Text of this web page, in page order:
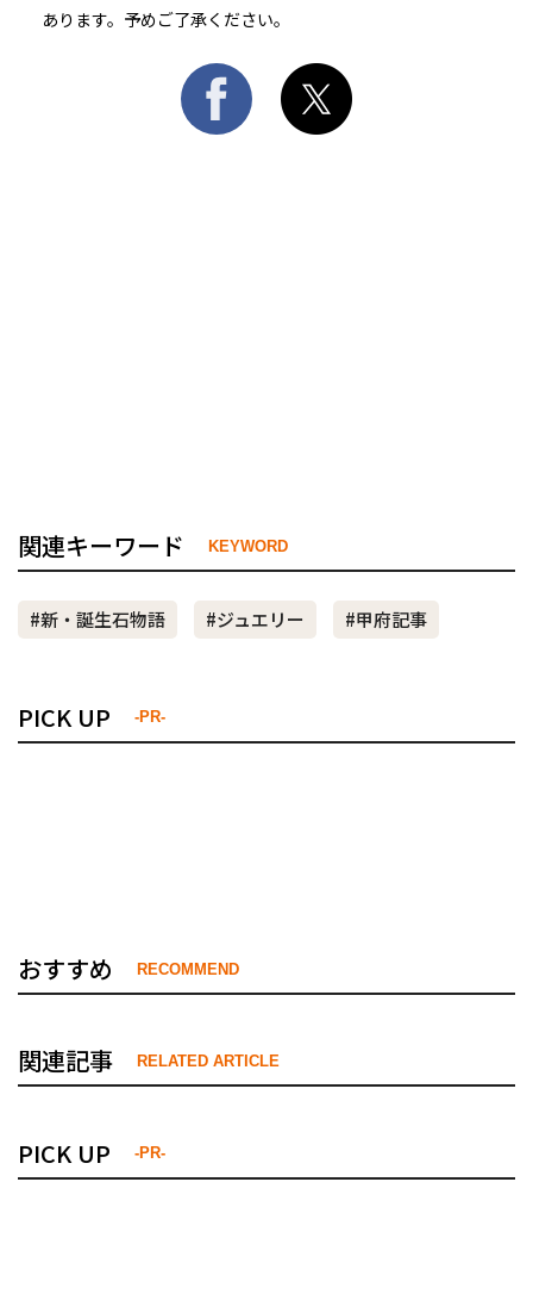
あります。予めご了承ください。
関連キーワード KEYWORD
#新・誕生石物語 #ジュエリー #甲府記事
PICK UP -PR-
おすすめ RECOMMEND
関連記事 RELATED ARTICLE
PICK UP -PR-